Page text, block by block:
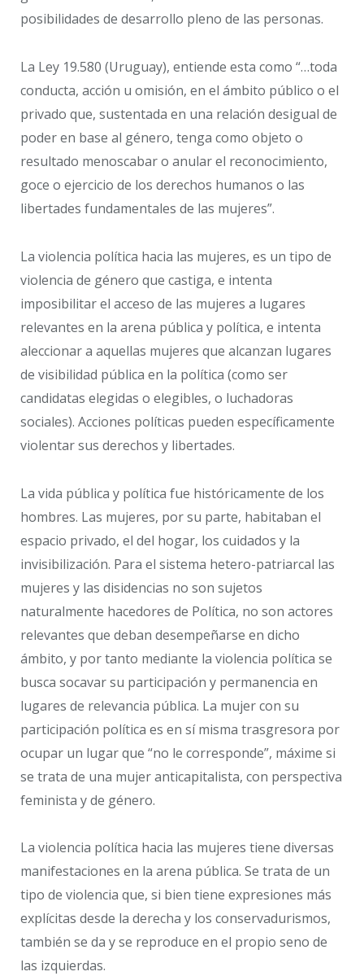
posibilidades de desarrollo pleno de las personas.
La Ley 19.580 (Uruguay), entiende esta como “…toda
conducta, acción u omisión, en el ámbito público o el
privado que, sustentada en una relación desigual de
poder en base al género, tenga como objeto o
resultado menoscabar o anular el reconocimiento,
goce o ejercicio de los derechos humanos o las
libertades fundamentales de las mujeres”.
La violencia política hacia las mujeres, es un tipo de
violencia de género que castiga, e intenta
imposibilitar el acceso de las mujeres a lugares
relevantes en la arena pública y política, e intenta
aleccionar a aquellas mujeres que alcanzan lugares
de visibilidad pública en la política (como ser
candidatas elegidas o elegibles, o luchadoras
sociales). Acciones políticas pueden específicamente
violentar sus derechos y libertades.
La vida pública y política fue históricamente de los
hombres. Las mujeres, por su parte, habitaban el
espacio privado, el del hogar, los cuidados y la
invisibilización. Para el sistema hetero-patriarcal las
mujeres y las disidencias no son sujetos
naturalmente hacedores de Política, no son actores
relevantes que deban desempeñarse en dicho
ámbito, y por tanto mediante la violencia política se
busca socavar su participación y permanencia en
lugares de relevancia pública. La mujer con su
participación política es en sí misma trasgresora por
ocupar un lugar que “no le corresponde”, máxime si
se trata de una mujer anticapitalista, con perspectiva
feminista y de género.
La violencia política hacia las mujeres tiene diversas
manifestaciones en la arena pública. Se trata de un
tipo de violencia que, si bien tiene expresiones más
explícitas desde la derecha y los conservadurismos,
también se da y se reproduce en el propio seno de
las izquierdas.